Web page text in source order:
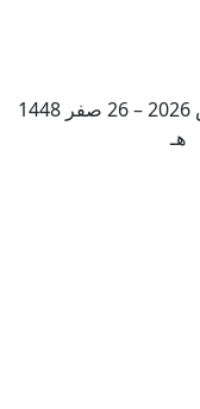
الأحد, 09 أغسطس 2026 – 26 صفر 1448
هـ